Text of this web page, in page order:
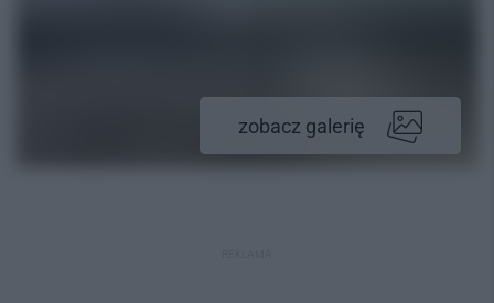
zobacz galerię